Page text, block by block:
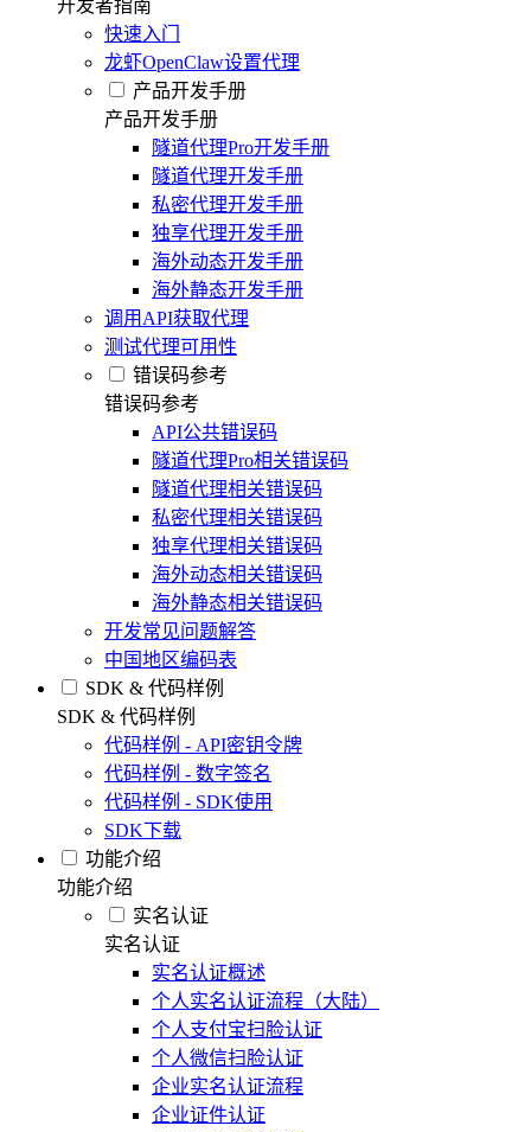
开发者指南
快速入门
龙虾OpenClaw设置代理
产品开发手册
产品开发手册
隧道代理Pro开发手册
隧道代理开发手册
私密代理开发手册
独享代理开发手册
海外动态开发手册
海外静态开发手册
调用API获取代理
测试代理可用性
错误码参考
错误码参考
API公共错误码
隧道代理Pro相关错误码
隧道代理相关错误码
私密代理相关错误码
独享代理相关错误码
海外动态相关错误码
海外静态相关错误码
开发常见问题解答
中国地区编码表
SDK & 代码样例
SDK & 代码样例
代码样例 - API密钥令牌
代码样例 - 数字签名
代码样例 - SDK使用
SDK下载
功能介绍
功能介绍
实名认证
实名认证
实名认证概述
个人实名认证流程（大陆）
个人支付宝扫脸认证
个人微信扫脸认证
企业实名认证流程
企业证件认证